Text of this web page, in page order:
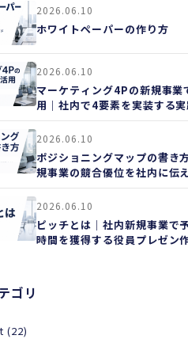
2026.06.10
ホワイトペーパーの作り方
2026.06.10
マーケティング4Pの新規事業
用｜社内で4要素を実装する実
イド
2026.06.10
ポジショニングマップの書き
規事業の競合優位を社内に伝
践ガイド
2026.06.10
ピッチとは｜社内新規事業で
時間を獲得する役員プレゼン
ゴリ
(22)